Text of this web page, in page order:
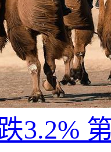
3.2%